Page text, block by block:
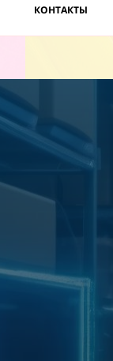
КОНТАКТЫ